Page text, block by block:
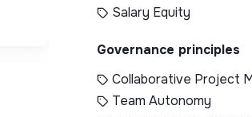
Salary Equity
Governance principles
Collaborative Project
Team Autonomy